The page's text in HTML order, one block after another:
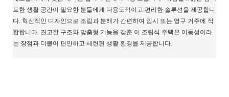
트한 생활 공간이 필요한 분들에게 다용도적이고 편리한 솔루션을 제공합니
다. 혁신적인 디자인으로 조립과 분해가 간편하여 임시 또는 영구 거주에 적
합합니다. 견고한 구조와 맞춤형 기능을 갖춘 이 조립식 주택은 이동성이라
는 장점과 더불어 편안하고 세련된 생활 환경을 제공합니다.